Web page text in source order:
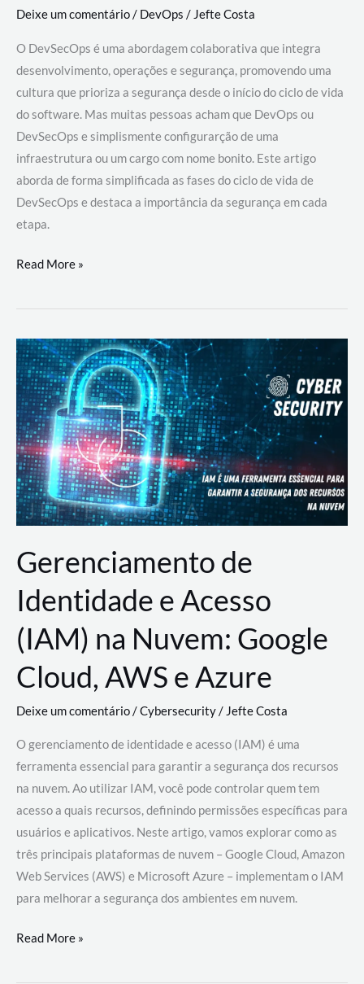
Deixe um comentário/ DevOps /Jefte Costa
O DevSecOps é uma abordagem colaborativa que integra
desenvolvimento, operações e segurança, promovendo uma
cultura que prioriza a segurança desde o início do ciclo de vida
do software. Mas muitas pessoas acham que DevOps ou
DevSecOps e simplismente configurarção de uma
infraestrutura ou um cargo com nome bonito. Este artigo
aborda de forma simplificada as fases do ciclo de vida de
DevSecOps e destaca a importância da segurança em cada
etapa.
DevSecOps
Prática:
Desenvolvimento,
Segurança
e
Operações
Read More »
Gerenciamento de
Identidade e Acesso
(IAM) na Nuvem: Google
Cloud, AWS e Azure
Deixe um comentário/Cybersecurity/ Jefte Costa
O gerenciamento de identidade e acesso (IAM) é uma
ferramenta essencial para garantir a segurança dos recursos
na nuvem. Ao utilizar IAM, você pode controlar quem tem
acesso a quais recursos, definindo permissões específicas para
usuários e aplicativos. Neste artigo, vamos explorar como as
três principais plataformas de nuvem – Google Cloud, Amazon
Web Services (AWS) e Microsoft Azure – implementam o IAM
para melhorar a segurança dos ambientes em nuvem.
Gerenciamento
Read More »